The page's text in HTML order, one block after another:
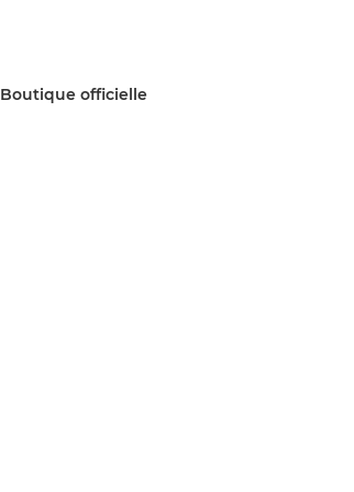
Boutique officielle